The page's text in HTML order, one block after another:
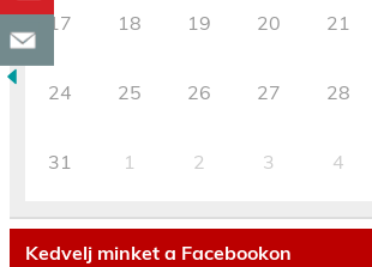
17 18 19 20 21
24 25 26 27 28
31 1 2 3 4
Kedvelj minket a Facebookon